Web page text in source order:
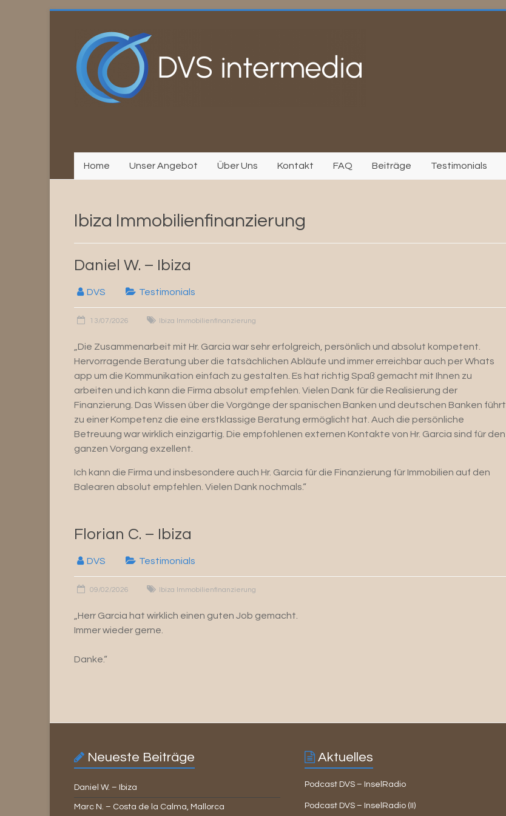
springen
Home Unser Angebot Über Uns Kontakt FAQ Beiträge Testimonials
Ibiza Immobilienfinanzierung
Daniel W. – Ibiza
DVS Testimonials
13/07/2026 Ibiza Immobilienfinanzierung
„Die Zusammenarbeit mit Hr. Garcia war sehr erfolgreich, persönlich und absolut kompetent.
Hervorragende Beratung uber die tatsächlichen Abläufe und immer erreichbar auch per Whats
app um die Kommunikation einfach zu gestalten. Es hat richtig Spaß gemacht mit Ihnen zu
arbeiten und ich kann die Firma absolut empfehlen. Vielen Dank für die Realisierung der
Finanzierung. Das Wissen über die Vorgänge der spanischen Banken und deutschen Banken führt
zu einer Kompetenz die eine erstklassige Beratung ermöglicht hat. Auch die persönliche
Betreuung war wirklich einzigartig. Die empfohlenen externen Kontakte von Hr. Garcia sind für den
ganzen Vorgang exzellent.
Ich kann die Firma und insbesondere auch Hr. Garcia für die Finanzierung für Immobilien auf den
Balearen absolut empfehlen. Vielen Dank nochmals.“
Florian C. – Ibiza
DVS Testimonials
09/02/2026 Ibiza Immobilienfinanzierung
„Herr Garcia hat wirklich einen guten Job gemacht.
Immer wieder gerne.
Danke.“
Neueste Beiträge
Daniel W. – Ibiza
Marc N. – Costa de la Calma, Mallorca
Aktuelles
Podcast DVS – InselRadio
Podcast DVS – InselRadio (II)